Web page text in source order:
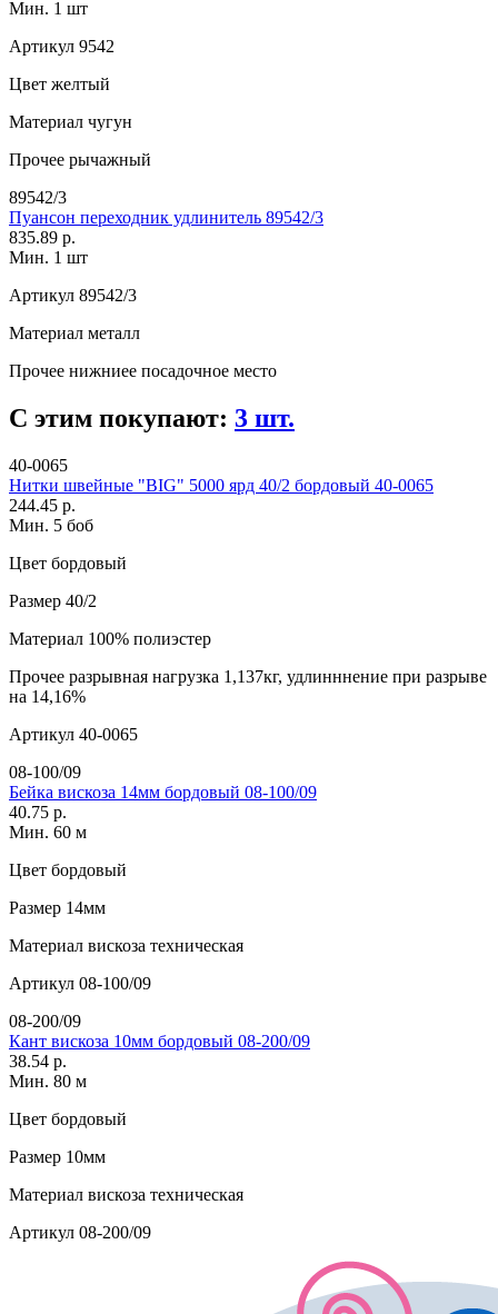
Мин. 1 шт
Артикул 9542
Цвет желтый
Материал чугун
Прочее рычажный
89542/3
Пуансон переходник удлинитель 89542/3
835.89 р.
Мин. 1 шт
Артикул 89542/3
Материал металл
Прочее нижниее посадочное место
С этим покупают: 3 шт.
40-0065
Нитки швейные "BIG" 5000 ярд 40/2 бордовый 40-0065
244.45 р.
Мин. 5 боб
Цвет бордовый
Размер 40/2
Материал 100% полиэстер
Прочее разрывная нагрузка 1,137кг, удлинннение при разрыве
на 14,16%
Артикул 40-0065
08-100/09
Бейка вискоза 14мм бордовый 08-100/09
40.75 р.
Мин. 60 м
Цвет бордовый
Размер 14мм
Материал вискоза техническая
Артикул 08-100/09
08-200/09
Кант вискоза 10мм бордовый 08-200/09
38.54 р.
Мин. 80 м
Цвет бордовый
Размер 10мм
Материал вискоза техническая
Артикул 08-200/09